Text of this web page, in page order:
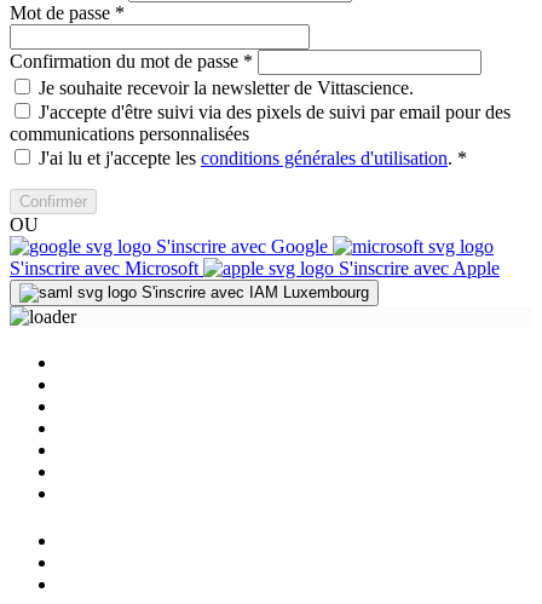
Mot de passe *
Confirmation du mot de passe *
Je souhaite recevoir la newsletter de Vittascience.
J'accepte d'être suivi via des pixels de suivi par email pour des
communications personnalisées
J'ai lu et j'accepte les conditions générales d'utilisation. *
Confirmer
OU
S'inscrire avec Google
S'inscrire avec Microsoft
S'inscrire avec Apple
S'inscrire avec IAM Luxembourg